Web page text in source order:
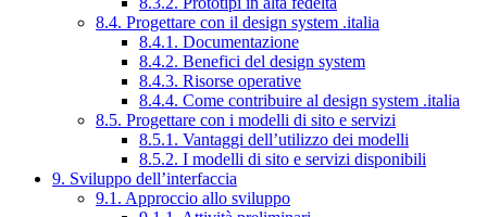
8.4. Progettare con il design system .italia
8.4.1. Documentazione
8.4.2. Benefici del design system
8.4.3. Risorse operative
8.4.4. Come contribuire al design system .italia
8.5. Progettare con i modelli di sito e servizi
8.5.1. Vantaggi dell’utilizzo dei modelli
8.5.2. I modelli di sito e servizi disponibili
9. Sviluppo dell’interfaccia
9.1. Approccio allo sviluppo